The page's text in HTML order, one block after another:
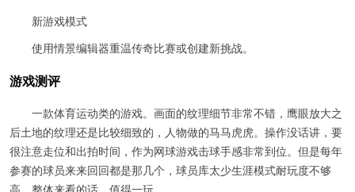
新游戏模式
使用情景编辑器重温传奇比赛或创建新挑战。
游戏测评
一款体育运动类的游戏。画面的纹理细节非常不错，鹰眼放大之
后土地的纹理还是比较细致的，人物做的马马虎虎。操作没话讲，要
很注意走位和出拍时间，作为网球游戏击球手感非常到位。但是每年
参赛的球员来来回回都是那几个，球员库太少生涯模式耐玩度不够